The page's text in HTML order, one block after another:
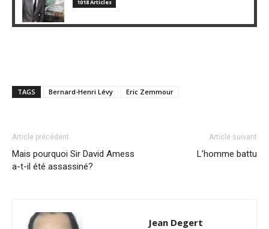
1018 Articles
TAGS Bernard-Henri Lévy Eric Zemmour
Article précédent
Mais pourquoi Sir David Amess
a-t-il été assassiné?
Article suivant
L’homme battu
Jean Degert